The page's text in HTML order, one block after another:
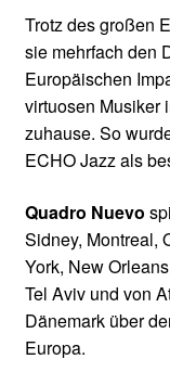
Trotz des großen
sie mehrfach den
Europäischen
virtuosen Musiker
zuhause. So
ECHO Jazz als
Quadro Nuevo
Sidney, Montreal,
York, New
Tel Aviv und von
Dänemark über
Europa.